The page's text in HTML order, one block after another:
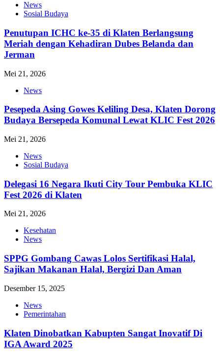
News
Sosial Budaya
Penutupan ICHC ke-35 di Klaten Berlangsung
Meriah dengan Kehadiran Dubes Belanda dan
Jerman
Mei 21, 2026
News
Pesepeda Asing Gowes Keliling Desa, Klaten Dorong
Budaya Bersepeda Komunal Lewat KLIC Fest 2026
Mei 21, 2026
News
Sosial Budaya
Delegasi 16 Negara Ikuti City Tour Pembuka KLIC
Fest 2026 di Klaten
Mei 21, 2026
Kesehatan
News
SPPG Gombang Cawas Lolos Sertifikasi Halal,
Sajikan Makanan Halal, Bergizi Dan Aman
Desember 15, 2025
News
Pemerintahan
Klaten Dinobatkan Kabupten Sangat Inovatif Di
IGA Award 2025